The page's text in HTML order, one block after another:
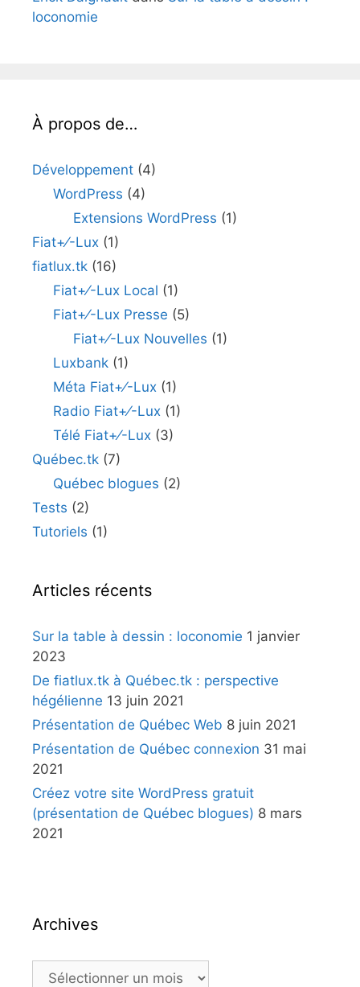
loconomie
À propos de…
Développement (4)
WordPress (4)
Extensions WordPress (1)
Fiat+⁄-Lux (1)
fiatlux.tk (16)
Fiat+⁄-Lux Local (1)
Fiat+⁄-Lux Presse (5)
Fiat+⁄-Lux Nouvelles (1)
Luxbank(1)
Méta Fiat+⁄-Lux (1)
Radio Fiat+⁄-Lux (1)
Télé Fiat+⁄-Lux (3)
Québec.tk (7)
Québec blogues (2)
Tests (2)
Tutoriels (1)
Articles récents
Sur la table à dessin : loconomie 1 janvier
2023
De fiatlux.tk à Québec.tk : perspective
hégélienne 13 juin 2021
Présentation de Québec Web 8 juin 2021
Présentation de Québec connexion 31 mai
2021
Créez votre site WordPress gratuit
(présentation de Québec blogues) 8 mars
2021
Archives